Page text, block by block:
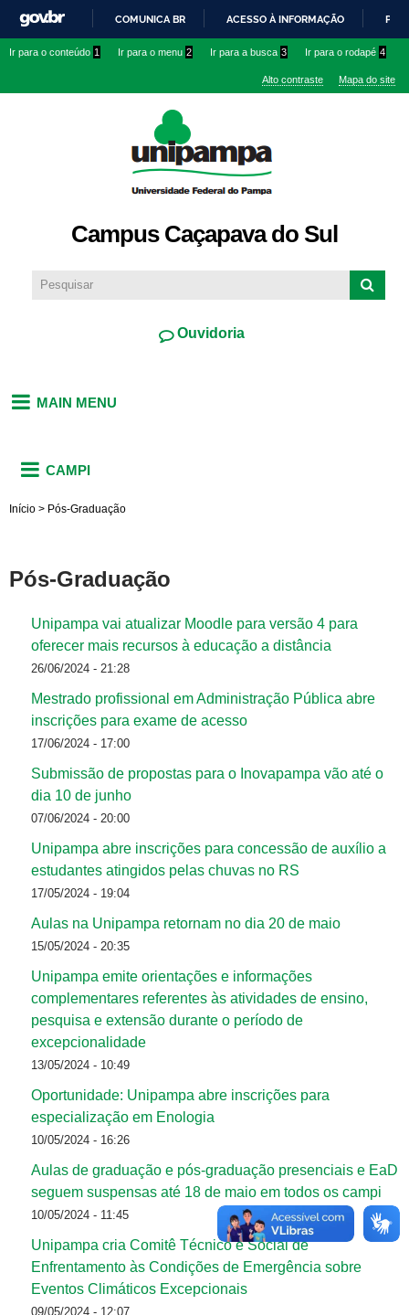
conteúdo
IR
O
COMUNICA BR ACESSO À INFORMAÇÃO
Ir para o conteúdo 1 Ir para o menu 2 Ir para a busca 3 Ir para o rodapé 4
Alto contraste Mapa do site
Campus Caçapava do Sul
Ouvidoria
MAIN MENU
CAMPI
Início > Pós-Graduação
Pós-Graduação
Unipampa vai atualizar Moodle para versão 4 para
oferecer mais recursos à educação a distância
26/06/2024 - 21:28
Mestrado profissional em Administração Pública abre
inscrições para exame de acesso
17/06/2024 - 17:00
Submissão de propostas para o Inovapampa vão até o
dia 10 de junho
07/06/2024 - 20:00
Unipampa abre inscrições para concessão de auxílio a
estudantes atingidos pelas chuvas no RS
17/05/2024 - 19:04
Aulas na Unipampa retornam no dia 20 de maio
15/05/2024 - 20:35
Unipampa emite orientações e informações
complementares referentes às atividades de ensino,
pesquisa e extensão durante o período de
excepcionalidade
13/05/2024 - 10:49
Oportunidade: Unipampa abre inscrições para
especialização em Enologia
10/05/2024 - 16:26
Aulas de graduação e pós-graduação presenciais e EaD
seguem suspensas até 18 de maio em todos os campi
10/05/2024 - 11:45
Unipampa cria Comitê Técnico e Social de
Enfrentamento às Condições de Emergência sobre
Eventos Climáticos Excepcionais
09/05/2024 - 12:07